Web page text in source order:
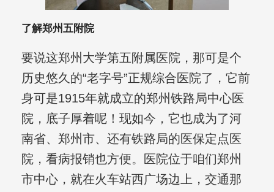
了解郑州五附院
要说这郑州大学第五附属医院，那可是个
历史悠久的“老字号”正规综合医院了，它前
身可是1915年就成立的郑州铁路局中心医
院，底子厚着呢！现如今，它也成为了河
南省、郑州市、还有铁路局的医保定点医
院，看病报销也方便。医院位于咱们郑州
市中心，就在火车站西广场边上，交通那